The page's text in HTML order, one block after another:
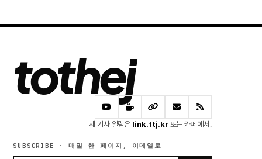
tothej
새 기사 알림은 link.ttj.kr 또는 카페에서.
SUBSCRIBE · 매일 한 페이지, 이메일로